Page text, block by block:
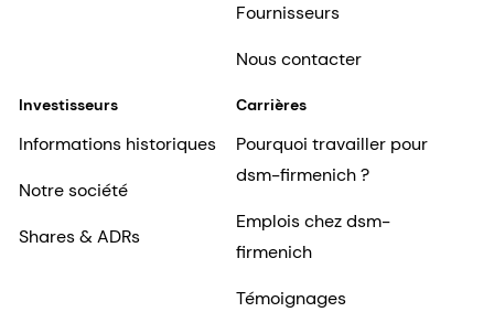
Fournisseurs
Nous contacter
Investisseurs
Informations historiques
Notre société
Shares & ADRs
Carrières
Pourquoi travailler pour
dsm-firmenich ?
Emplois chez dsm-
firmenich
Témoignages